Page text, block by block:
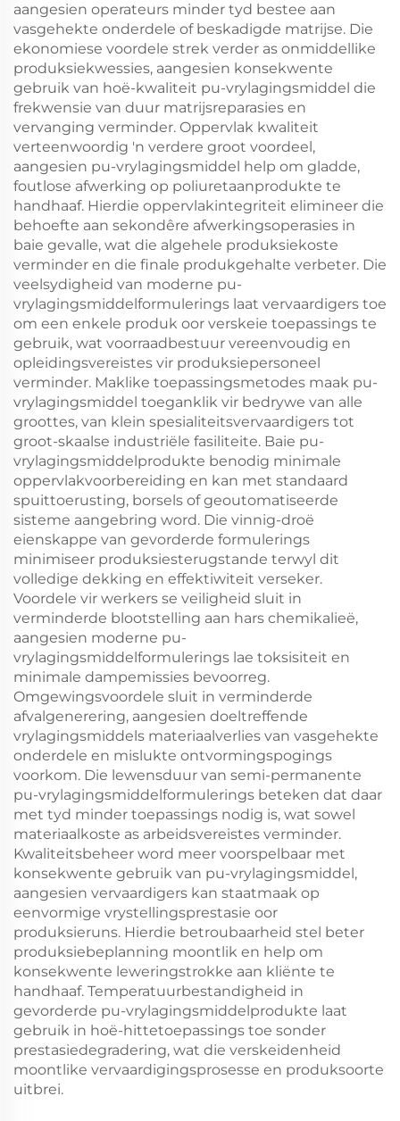
aangesien operateurs minder tyd bestee aan
vasgehekte onderdele of beskadigde matrijse. Die
ekonomiese voordele strek verder as onmiddellike
produksiekwessies, aangesien konsekwente
gebruik van hoë-kwaliteit pu-vrylagingsmiddel die
frekwensie van duur matrijsreparasies en
vervanging verminder. Oppervlak kwaliteit
verteenwoordig 'n verdere groot voordeel,
aangesien pu-vrylagingsmiddel help om gladde,
foutlose afwerking op poliuretaanprodukte te
handhaaf. Hierdie oppervlakintegriteit elimineer die
behoefte aan sekondêre afwerkingsoperasies in
baie gevalle, wat die algehele produksiekoste
verminder en die finale produkgehalte verbeter. Die
veelsydigheid van moderne pu-
vrylagingsmiddelformulerings laat vervaardigers toe
om een enkele produk oor verskeie toepassings te
gebruik, wat voorraadbestuur vereenvoudig en
opleidingsvereistes vir produksiepersoneel
verminder. Maklike toepassingsmetodes maak pu-
vrylagingsmiddel toeganklik vir bedrywe van alle
groottes, van klein spesialiteitsvervaardigers tot
groot-skaalse industriële fasiliteite. Baie pu-
vrylagingsmiddelprodukte benodig minimale
oppervlakvoorbereiding en kan met standaard
spuittoerusting, borsels of geoutomatiseerde
sisteme aangebring word. Die vinnig-droë
eienskappe van gevorderde formulerings
minimiseer produksiesterugstande terwyl dit
volledige dekking en effektiwiteit verseker.
Voordele vir werkers se veiligheid sluit in
verminderde blootstelling aan hars chemikalieë,
aangesien moderne pu-
vrylagingsmiddelformulerings lae toksisiteit en
minimale dampemissies bevoorreg.
Omgewingsvoordele sluit in verminderde
afvalgenerering, aangesien doeltreffende
vrylagingsmiddels materiaalverlies van vasgehekte
onderdele en mislukte ontvormingspogings
voorkom. Die lewensduur van semi-permanente
pu-vrylagingsmiddelformulerings beteken dat daar
met tyd minder toepassings nodig is, wat sowel
materiaalkoste as arbeidsvereistes verminder.
Kwaliteitsbeheer word meer voorspelbaar met
konsekwente gebruik van pu-vrylagingsmiddel,
aangesien vervaardigers kan staatmaak op
eenvormige vrystellingsprestasie oor
produksieruns. Hierdie betroubaarheid stel beter
produksiebeplanning moontlik en help om
konsekwente leweringstrokke aan kliënte te
handhaaf. Temperatuurbestandigheid in
gevorderde pu-vrylagingsmiddelprodukte laat
gebruik in hoë-hittetoepassings toe sonder
prestasiedegradering, wat die verskeidenheid
moontlike vervaardigingsprosesse en produksoorte
uitbrei.